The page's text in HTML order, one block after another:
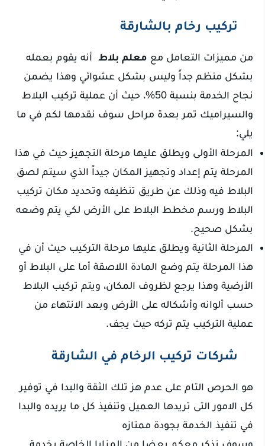
تركيب رخام بالشارقة
من مميزات التعامل مع معلم بلاط أنه يقوم بعمله
بشكل منظم جداً وليس بشكل عشوائي وهذا يضمن
نجاح الخدمة بنسبة 50%، حيث أن عملية تركيب البلاط
والسيراميك تمر بعدة مراحل سوف نقدمها لكم في ما
يلي:
المرحلة الأولى ويطلق عليها مرحلة التجهيز حيث في هذا
المرحلة يتم إعداد وتجهيز المكان جيداً الذي سيتم لصق
البلاط فيه وذلك عن طريق تنظيفه وتحديد مكان تركيب
البلاط ورسم مخطط البلاط على الأرض لكي يتم وضعه
بشكل صحيح.
المرحلة الثانية ويطلق عليها مرحلة التركيب حيث أن في
هذا المرحلة يتم وضع المادة اللاصقة أما على البلاط أو
الأرضية وهذا يرجع لظروف المكان، ويتم تركيب البلاط
حسب ألوانه وأشكاله على الأرض وبعد الانتهاء من
عملية التركيب يتم تركه حيث يجف.
شركات تركيب الرخام في الشارقة
هو الحرص التام على عدم هز تلك الثقة والبدا في توفير
كل الامور التى تريدها العميل وتنفيذ كل ما يريده والبدا
في تنفيذ الخدمة بجودة ممتازه
وسوف نذكر معكم بعضا من المزايا الخاصة بخدمة